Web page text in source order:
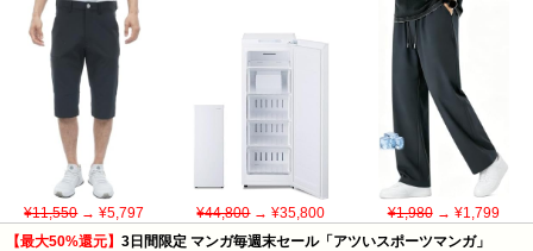
¥11,550→ ¥5,797 ¥44,800→ ¥35,800 ¥1,980→ ¥1,799
【最大50%還元】 3日間限定 マンガ毎週末セール「アツいスポーツマンガ」